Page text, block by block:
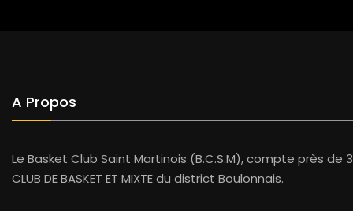
A Propos
Le Basket Club Saint Martinois (B.C.S.M), compte près de
CLUB DE BASKET ET MIXTE du district Boulonnais.